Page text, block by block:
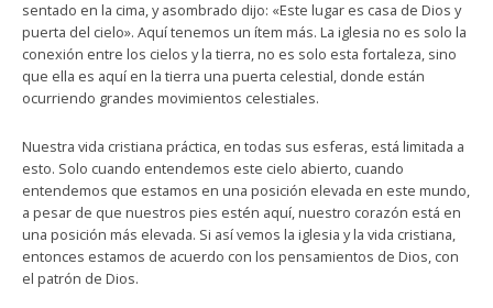
sentado en la cima, y asombrado dijo: «Este lugar es casa de Dios y
puerta del cielo». Aquí tenemos un ítem más. La iglesia no es solo la
conexión entre los cielos y la tierra, no es solo esta fortaleza, sino
que ella es aquí en la tierra una puerta celestial, donde están
ocurriendo grandes movimientos celestiales.
Nuestra vida cristiana práctica, en todas sus esferas, está limitada a
esto. Solo cuando entendemos este cielo abierto, cuando
entendemos que estamos en una posición elevada en este mundo,
a pesar de que nuestros pies estén aquí, nuestro corazón está en
una posición más elevada. Si así vemos la iglesia y la vida cristiana,
entonces estamos de acuerdo con los pensamientos de Dios, con
el patrón de Dios.